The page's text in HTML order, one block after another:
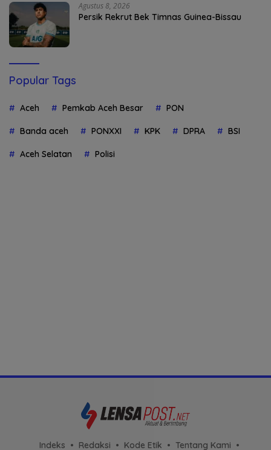
Agustus 8, 2026
Persik Rekrut Bek Timnas Guinea-Bissau
Popular Tags
Aceh Pemkab Aceh Besar PON
Banda aceh PONXXI KPK DPRA BSI
Aceh Selatan Polisi
Indeks Redaksi Kode Etik Tentang Kami